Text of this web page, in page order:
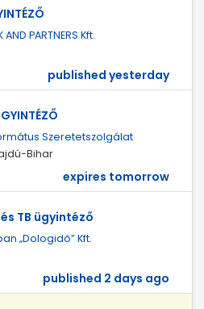
AND PARTNERS Kft.
published yesterday
Szeretetszolgálat
Bihar
expires tomorrow
TB ügyintéző
„Dologidő” Kft.
published 2 days ago